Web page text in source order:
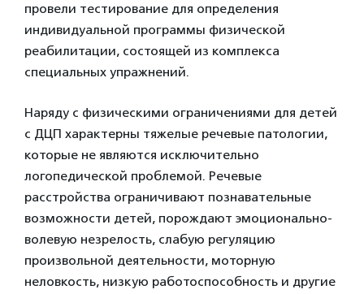
провели тестирование для определения
индивидуальной программы физической
реабилитации, состоящей из комплекса
специальных упражнений.
Наряду с физическими ограничениями для детей
с ДЦП характерны тяжелые речевые патологии,
которые не являются исключительно
логопедической проблемой. Речевые
расстройства ограничивают познавательные
возможности детей, порождают эмоционально-
волевую незрелость, слабую регуляцию
произвольной деятельности, моторную
неловкость, низкую работоспособность и другие